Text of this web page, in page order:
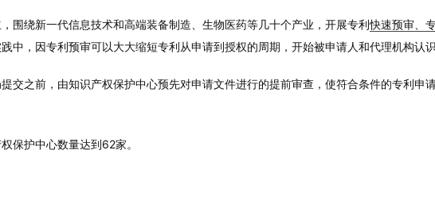
围绕新一代信息技术和高端装备制造、生物医药等几十个产业，开展专利快速预审、
中，因专利预审可以大大缩短专利从申请到授权的周期，开始被申请人和代理机构认
交之前，由知识产权保护中心预先对申请文件进行的提前审查，使符合条件的专利申
保护中心数量达到62家。